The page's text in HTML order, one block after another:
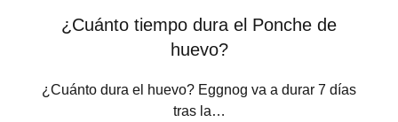
¿Cuánto tiempo dura el Ponche de
huevo?
¿Cuánto dura el huevo? Eggnog va a durar 7 días
tras la…